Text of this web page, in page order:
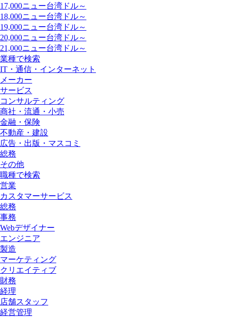
17,000ニュー台湾ドル～
18,000ニュー台湾ドル～
19,000ニュー台湾ドル～
20,000ニュー台湾ドル～
21,000ニュー台湾ドル～
業種で検索
IT・通信・インターネット
メーカー
サービス
コンサルティング
商社・流通・小売
金融・保険
不動産・建設
広告・出版・マスコミ
総務
その他
職種で検索
営業
カスタマーサービス
総務
事務
Webデザイナー
エンジニア
製造
マーケティング
クリエイティブ
財務
経理
店舗スタッフ
経営管理